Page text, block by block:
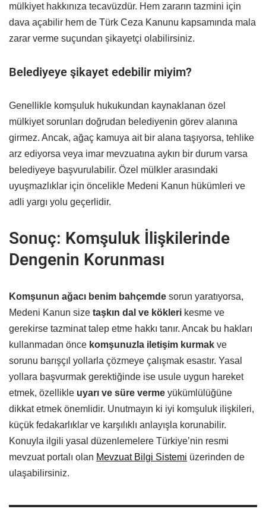
mülkiyet hakkınıza tecavüzdür. Hem zararın tazmini için
dava açabilir hem de Türk Ceza Kanunu kapsamında mala
zarar verme suçundan şikayetçi olabilirsiniz.
Belediyeye şikayet edebilir miyim?
Genellikle komşuluk hukukundan kaynaklanan özel
mülkiyet sorunları doğrudan belediyenin görev alanına
girmez. Ancak, ağaç kamuya ait bir alana taşıyorsa, tehlike
arz ediyorsa veya imar mevzuatına aykırı bir durum varsa
belediyeye başvurulabilir. Özel mülkler arasındaki
uyuşmazlıklar için öncelikle Medeni Kanun hükümleri ve
adli yargı yolu geçerlidir.
Sonuç: Komşuluk İlişkilerinde
Dengenin Korunması
Komşunun ağacı benim bahçemde sorun yaratıyorsa,
Medeni Kanun size taşkın dal ve kökleri kesme ve
gerekirse tazminat talep etme hakkı tanır. Ancak bu hakları
kullanmadan önce komşunuzla iletişim kurmak ve
sorunu barışçıl yollarla çözmeye çalışmak esastır. Yasal
yollara başvurmak gerektiğinde ise usule uygun hareket
etmek, özellikle uyarı ve süre verme yükümlülüğüne
dikkat etmek önemlidir. Unutmayın ki iyi komşuluk ilişkileri,
küçük fedakarlıklar ve karşılıklı anlayışla korunabilir.
Konuyla ilgili yasal düzenlemelere Türkiye’nin resmi
mevzuat portalı olan Mevzuat Bilgi Sistemi üzerinden de
ulaşabilirsiniz.